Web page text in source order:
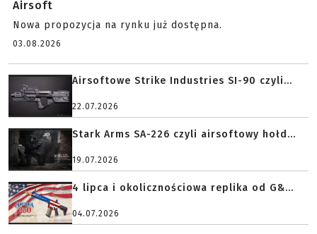
Airsoft
Nowa propozycja na rynku już dostępna.
03.08.2026
Airsoftowe Strike Industries SI-90 czyli...
22.07.2026
Stark Arms SA-226 czyli airsoftowy hołd...
19.07.2026
4 lipca i okolicznościowa replika od G&...
04.07.2026